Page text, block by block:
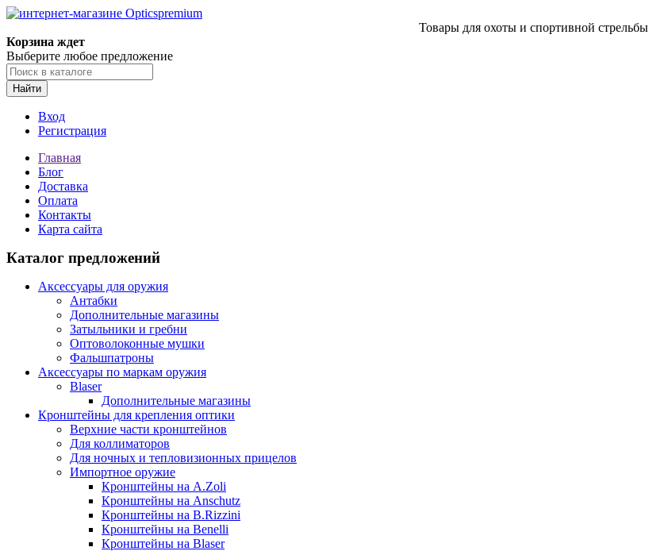
Товары для охоты и спортивной стрельбы
Корзина ждет
Выберите любое предложение
Найти
Вход
Регистрация
Главная
Блог
Доставка
Оплата
Контакты
Карта сайта
Каталог предложений
Аксессуары для оружия
Антабки
Дополнительные магазины
Затыльники и гребни
Оптоволоконные мушки
Фальшпатроны
Аксессуары по маркам оружия
Blaser
Дополнительные магазины
Кронштейны для крепления оптики
Верхние части кронштейнов
Для коллиматоров
Для ночных и тепловизионных прицелов
Импортное оружие
Кронштейны на A.Zoli
Кронштейны на Anschutz
Кронштейны на B.Rizzini
Кронштейны на Benelli
Кронштейны на Blaser